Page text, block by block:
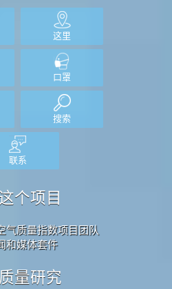
这里
口罩
搜索
联系
个项目
气质量指数项目团队
和媒体套件
量研究